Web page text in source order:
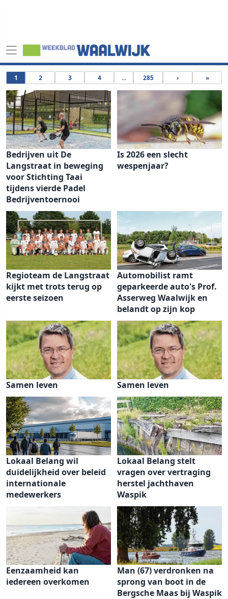
1 2 3 4 ... 285 › »
Bedrijven uit De
Langstraat in beweging
voor Stichting Taai
tijdens vierde Padel
Bedrijventoernooi
Is 2026 een slecht
wespenjaar?
Regioteam de Langstraat
kijkt met trots terug op
eerste seizoen
Automobilist ramt
geparkeerde auto's Prof.
Asserweg Waalwijk en
belandt op zijn kop
Samen leven Samen leven
Lokaal Belang wil
duidelijkheid over beleid
internationale
medewerkers
Lokaal Belang stelt
vragen over vertraging
herstel jachthaven
Waspik
Eenzaamheid kan
iedereen overkomen
Man (67) verdronken na
sprong van boot in de
Bergsche Maas bij Waspik